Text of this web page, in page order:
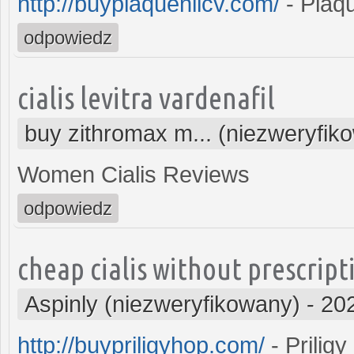
odpowiedz
cialis levitra vardenafil
buy zithromax m...
Women Cialis Reviews
odpowiedz
cheap cialis without
Aspinly (niezweryfikowany) -
http://buypriligyhop.com/ - Priligy